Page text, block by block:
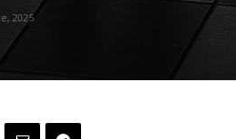
2025